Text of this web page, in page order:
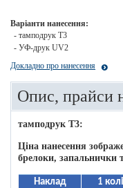
Варіанти нанесення:
- тамподрук T3
- УФ-друк UV2
Докладно про нанесення
Опис, прайси
тамподрук T3:
Ціна нанесення
брелоки, запальнички
Наклад 1